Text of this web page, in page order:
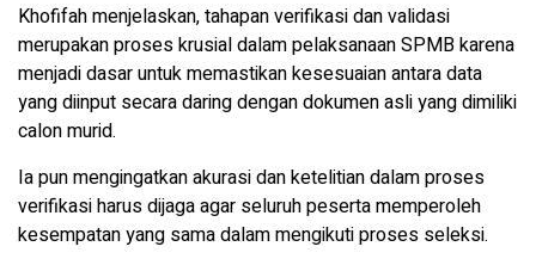
Khofifah menjelaskan, tahapan verifikasi dan validasi
merupakan proses krusial dalam pelaksanaan SPMB karena
menjadi dasar untuk memastikan kesesuaian antara data
yang diinput secara daring dengan dokumen asli yang dimiliki
calon murid.
Ia pun mengingatkan akurasi dan ketelitian dalam proses
verifikasi harus dijaga agar seluruh peserta memperoleh
kesempatan yang sama dalam mengikuti proses seleksi.